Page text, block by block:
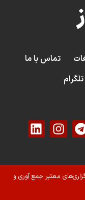
تماس با ما
معتبر جمع آوری و